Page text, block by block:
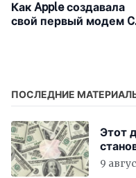
Как Apple создавала
свой первый модем
ПОСЛЕДНИЕ
Этот
9